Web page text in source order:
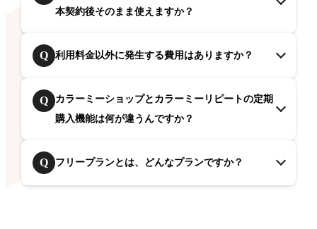
本契約後そのまま使えますか？
Q 利用料金以外に発生する費用はありますか？
Q
カラーミーショップとカラーミーリピートの定期
購入機能は何が違うんですか？
Q フリープランとは、どんなプランですか？